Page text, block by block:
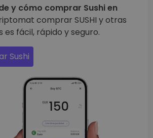
y cómo comprar Sushi en
comprar SUSHI y otras
fácil, rápido y seguro.
Sushi